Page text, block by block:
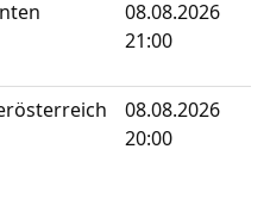
08.08.2026
21:00
08.08.2026
20:00